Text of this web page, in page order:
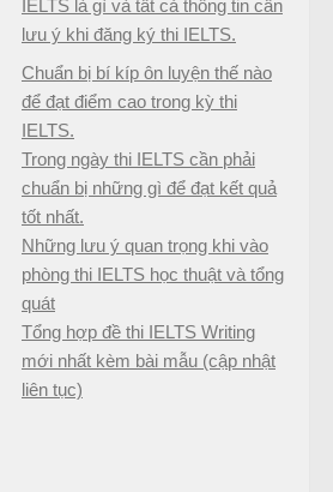
IELTS là gì và tất cả thông tin cần
lưu ý khi đăng ký thi IELTS.
Chuẩn bị bí kíp ôn luyện thế nào
để đạt điểm cao trong kỳ thi
IELTS.
Trong ngày thi IELTS cần phải
chuẩn bị những gì để đạt kết quả
tốt nhất.
Những lưu ý quan trọng khi vào
phòng thi IELTS học thuật và tổng
quát
Tổng hợp đề thi IELTS Writing
mới nhất kèm bài mẫu (cập nhật
liên tục)